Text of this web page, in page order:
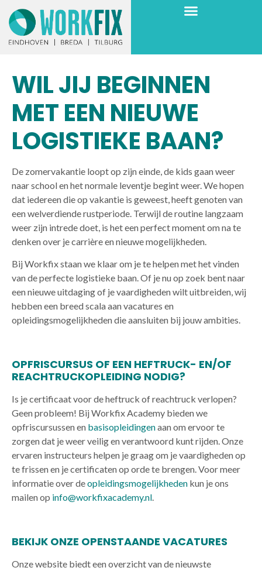
WIL JIJ BEGINNEN
MET EEN NIEUWE
LOGISTIEKE BAAN?
De zomervakantie loopt op zijn einde, de kids gaan weer
naar school en het normale leventje begint weer. We hopen
dat iedereen die op vakantie is geweest, heeft genoten van
een welverdiende rustperiode. Terwijl de routine langzaam
weer zijn intrede doet, is het een perfect moment om na te
denken over je carrière en nieuwe mogelijkheden.
Bij Workfix staan we klaar om je te helpen met het vinden
van de perfecte logistieke baan. Of je nu op zoek bent naar
een nieuwe uitdaging of je vaardigheden wilt uitbreiden, wij
hebben een breed scala aan vacatures en
opleidingsmogelijkheden die aansluiten bij jouw ambities.
OPFRISCURSUS OF EEN HEFTRUCK- EN/OF
REACHTRUCKOPLEIDING NODIG?
Is je certificaat voor de heftruck of reachtruck verlopen?
Geen probleem! Bij Workfix Academy bieden we
opfriscursussen en basisopleidingenaan om ervoor te
zorgen dat je weer veilig en verantwoord kunt rijden. Onze
ervaren instructeurs helpen je graag om je vaardigheden op
te frissen en je certificaten op orde te brengen. Voor meer
informatie over deopleidingsmogelijkheden kun je ons
mailen op info@workfixacademy.nl
BEKIJK ONZE OPENSTAANDE VACATURES
Onze website biedt een overzicht van de nieuwste